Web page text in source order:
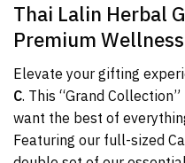
Thai Lalin Herbal
Premium
Elevate your gifting
C. This “Grand
want the best of
Featuring our full-sized